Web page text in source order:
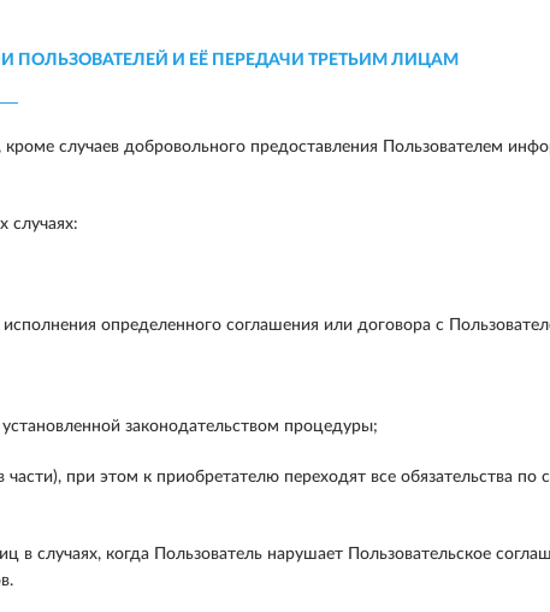
И ЕЁ ПЕРЕДАЧИ ТРЕТЬИМ ЛИЦАМ
случаев добровольного предоставления Пользователем
случаях:
определенного соглашения или договора с
законодательством процедуры;
при этом к приобретателю переходят все обязательства
случаях, когда Пользователь нарушает Пользовательское